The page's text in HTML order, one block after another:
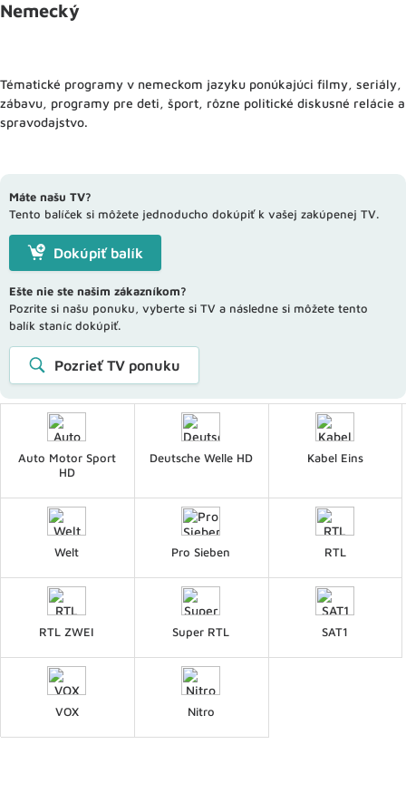
Nemecký
Tématické programy v nemeckom jazyku ponúkajúci filmy, seriály,
zábavu, programy pre deti, šport, rôzne politické diskusné relácie a
spravodajstvo.
Máte našu TV?
Tento balíček si môžete jednoducho dokúpiť k vašej zakúpenej TV.
Dokúpiť balík
Ešte nie ste našim zákazníkom?
Pozrite si našu ponuku, vyberte si TV a následne si môžete tento
balík staníc dokúpiť.
Pozrieť TV ponuku
Auto Motor Sport
HD
Deutsche Welle HD Kabel Eins
Welt Pro Sieben RTL
RTL ZWEI Super RTL SAT1
VOX Nitro